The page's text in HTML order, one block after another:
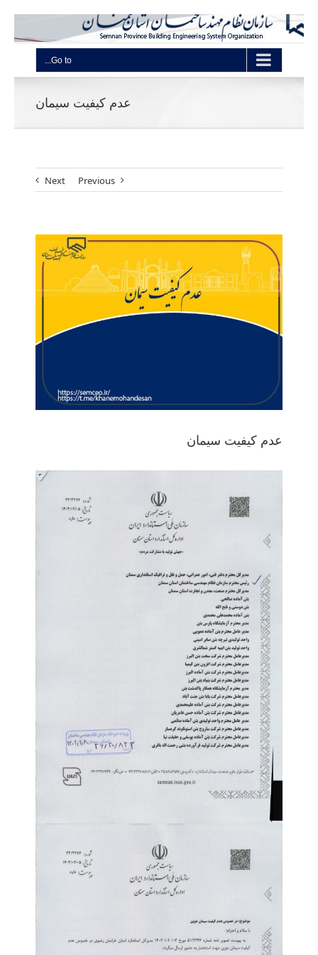
Go to...
عدم کیفیت سیمان
Previous
Next
View
Larger
Image
عدم کیفیت سیمان